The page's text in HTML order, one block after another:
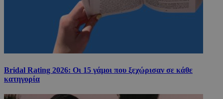
Bridal Rating 2026: Οι 15 γάμοι που ξεχώρισαν σε κάθε
κατηγορία